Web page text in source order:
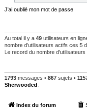
J’ai oublié mon mot de passe
Au total il y a 49 utilisateurs en
nombre d’utilisateurs actifs ces 5
Le record du nombre
1793 messages • 867 sujets •
Sherwooded
Index du forum